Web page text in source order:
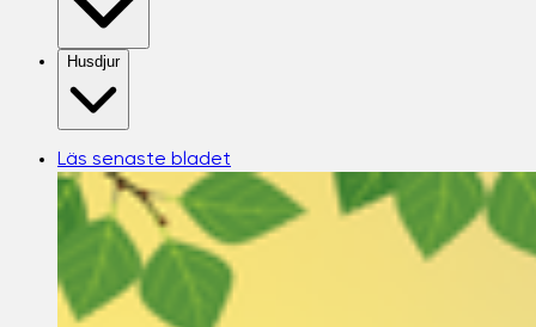
Husdjur
Läs senaste bladet